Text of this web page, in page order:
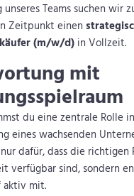
Teams suchen wir
Zeitpunkt einen
(m/w/d)in Vollzeit.
mit
du eine zentrale Rolle
eines wachsenden
dafür, dass die richtigen
verfügbar sind, sondern
aktiv mit.